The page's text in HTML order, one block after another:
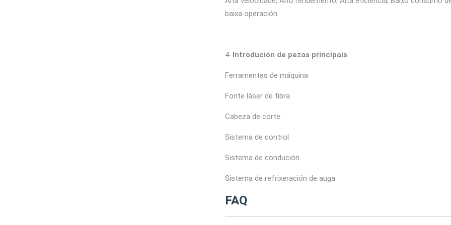
baixa operación.
4. Introdución de pezas principais
Ferramentas de máquina
Fonte láser de fibra
Cabeza de corte
Sistema de control
Sistema de condución
Sistema de refrixeración de auga
FAQ